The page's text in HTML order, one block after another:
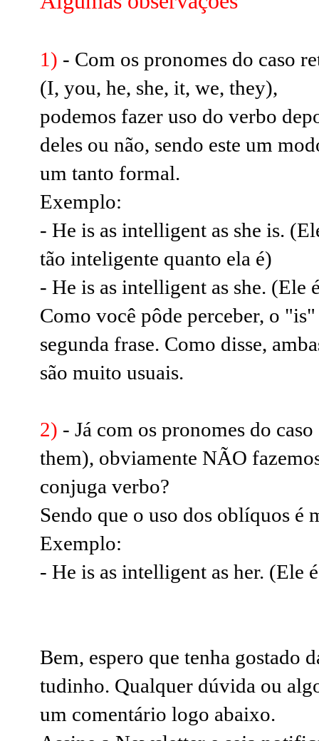
1) - Com os pronomes do caso
(I, you, he, she, it, we, they),
podemos fazer uso do verbo
deles ou não, sendo este um
um tanto formal.
Exemplo:
- He is as intelligent as she is.
tão inteligente quanto ela é)
- He is as intelligent as she. (Ele
Como você pôde perceber, o
segunda frase. Como disse,
são muito usuais.
2) - Já com os pronomes do
them), obviamente NÃO
conjuga verbo?
Sendo que o uso dos oblíquos é
Exemplo:
- He is as intelligent as her. (Ele
Bem, espero que tenha gostado
tudinho. Qualquer dúvida ou
um comentário logo abaixo.